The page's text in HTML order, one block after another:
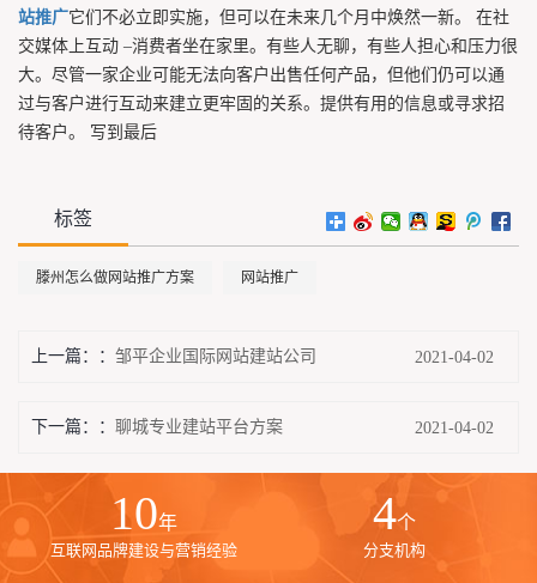
站推广它们不必立即实施，但可以在未来几个月中焕然一新。 在社
交媒体上互动 –消费者坐在家里。有些人无聊，有些人担心和压力很
大。尽管一家企业可能无法向客户出售任何产品，但他们仍可以通
过与客户进行互动来建立更牢固的关系。提供有用的信息或寻求招
待客户。 写到最后
标签
滕州怎么做网站推广方案 网站推广
上一篇： 邹平企业国际网站建站公司 2021-04-02
下一篇： 聊城专业建站平台方案 2021-04-02
10年
互联网品牌建设与营销经验
4个
分支机构